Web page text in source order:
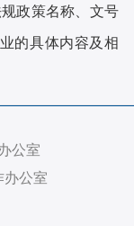
政策名称、文号
的具体内容及相
公室
办公室